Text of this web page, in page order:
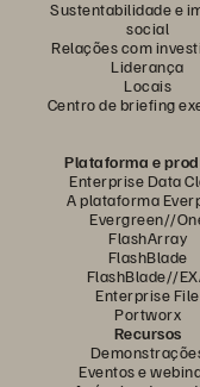
Sustentabilidade e
social
Relações com
Liderança
Locais
Centro de briefing
Plataforma e
Enterprise Data
A plataforma
Evergreen//
FlashArray
FlashBlade
FlashBlade//
Enterprise File
Portworx
Recursos
Eventos e